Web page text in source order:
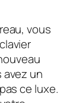
vous
avez un
ce luxe.